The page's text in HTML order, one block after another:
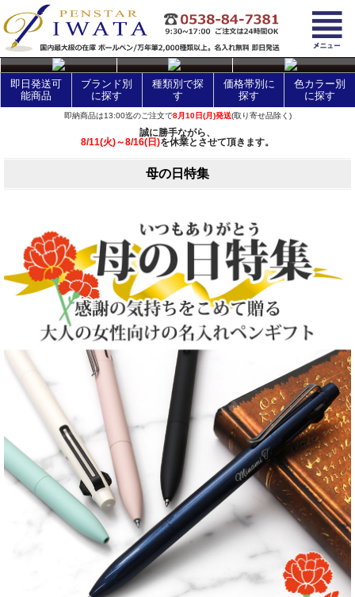
layer Control
即日発送可
能商品
ブランド別
に探す
種類別で探
す
価格帯別に
探す
色カラー別
に探す
即納商品は13:00迄のご注文で8月10日(月)発送(取り寄せ品除く)
誠に勝手ながら、
8/11(火)～8/16(日)を休業とさせて頂きます。
母の日特集